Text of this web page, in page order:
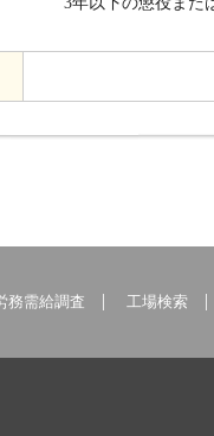
務需給調査 工場検索